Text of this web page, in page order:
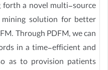
forth a novel multi-source
solution for better
Through PDFM, we can
in a time-efficient and
as to provision patients